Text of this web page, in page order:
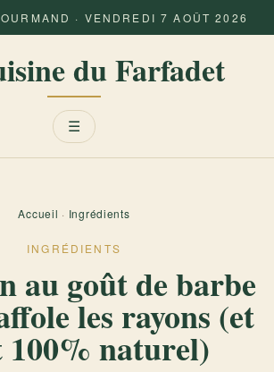
· VENDREDI 7 AOÛT 2026
du Farfadet
Menu
☰
Accueil · Ingrédients
INGRÉDIENTS
au goût de barbe
les rayons (et
100% naturel)